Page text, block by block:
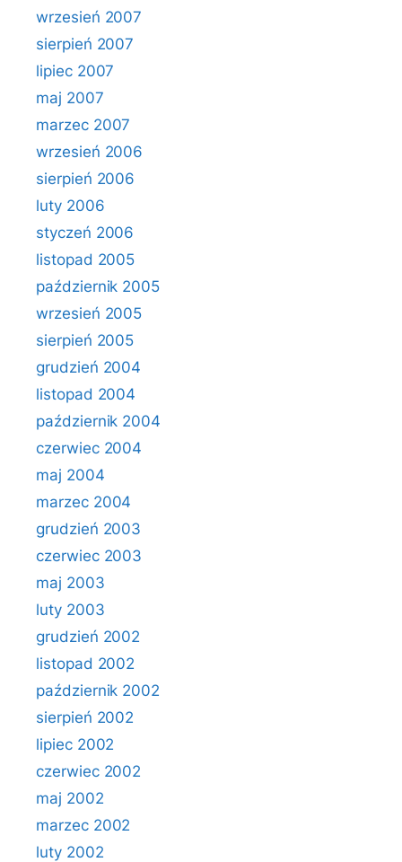
wrzesień 2007
sierpień 2007
lipiec 2007
maj 2007
marzec 2007
wrzesień 2006
sierpień 2006
luty 2006
styczeń 2006
listopad 2005
październik 2005
wrzesień 2005
sierpień 2005
grudzień 2004
listopad 2004
październik 2004
czerwiec 2004
maj 2004
marzec 2004
grudzień 2003
czerwiec 2003
maj 2003
luty 2003
grudzień 2002
listopad 2002
październik 2002
sierpień 2002
lipiec 2002
czerwiec 2002
maj 2002
marzec 2002
luty 2002